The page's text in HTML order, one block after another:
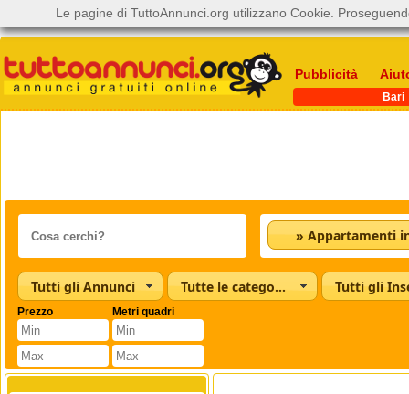
Pubblicità
Bari
Tutti gli Annunci Tutte le categorie Tutti gli
Prezzo Metri quadri
Le pagine di TuttoAnnunci.org utilizzano Cookie.